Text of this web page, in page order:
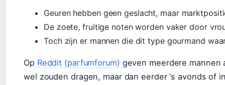
Geuren hebben geen geslacht, maar
De zoete, fruitige noten worden vaker door
Toch zijn er mannen die dit type gourmand
Op Reddit (parfumforum) geven meerdere mannen
wel zouden dragen, maar dan eerder ‘s avonds of